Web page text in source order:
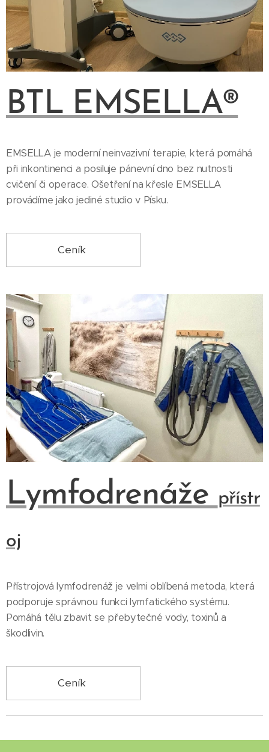
BTL EMSELLA®
EMSELLA je moderní neinvazivní terapie, která pomáhá
při inkontinenci a posiluje pánevní dno bez nutnosti
cvičení či operace. Ošetření na křesle EMSELLA
provádíme jako jediné studio v Písku.
Ceník
Lymfodrenáže přístr
oj
Přístrojová lymfodrenáž je velmi oblíbená metoda, která
podporuje správnou funkci lymfatického systému.
Pomáhá tělu zbavit se přebytečné vody, toxinů a
škodlivin.
Ceník